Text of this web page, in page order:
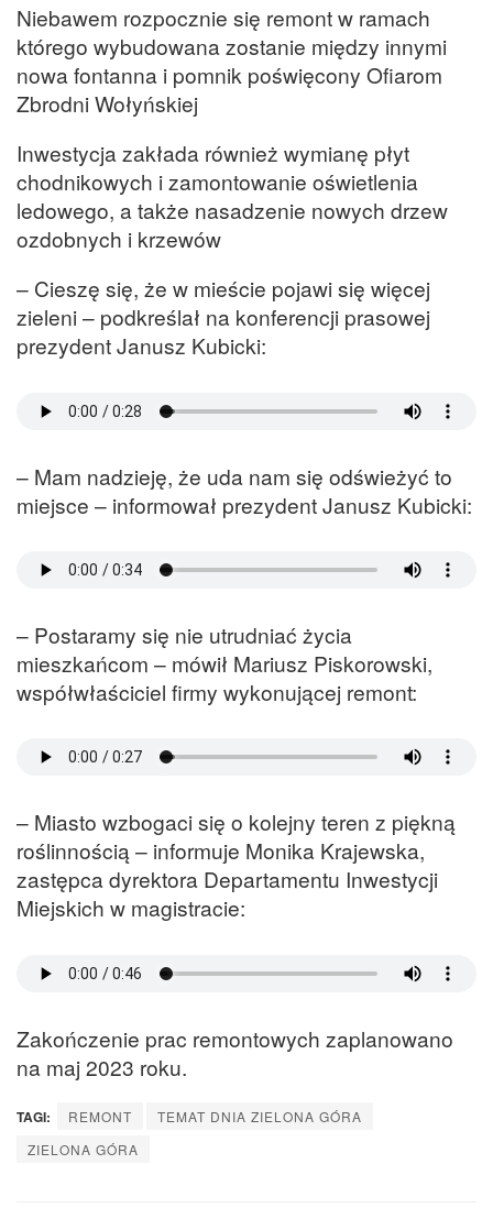
Niebawem rozpocznie się remont w ramach
którego wybudowana zostanie między innymi
nowa fontanna i pomnik poświęcony Ofiarom
Zbrodni Wołyńskiej
Inwestycja zakłada również wymianę płyt
chodnikowych i zamontowanie oświetlenia
ledowego, a także nasadzenie nowych drzew
ozdobnych i krzewów
– Cieszę się, że w mieście pojawi się więcej
zieleni – podkreślał na konferencji prasowej
prezydent Janusz Kubicki:
– Mam nadzieję, że uda nam się odświeżyć to
miejsce – informował prezydent Janusz Kubicki:
– Postaramy się nie utrudniać życia
mieszkańcom – mówił Mariusz Piskorowski,
współwłaściciel firmy wykonującej remont:
– Miasto wzbogaci się o kolejny teren z piękną
roślinnością – informuje Monika Krajewska,
zastępca dyrektora Departamentu Inwestycji
Miejskich w magistracie:
Zakończenie prac remontowych zaplanowano
na maj 2023 roku.
TAGI: REMONT
TEMAT DNIA ZIELONA GÓRA
ZIELONA GÓRA